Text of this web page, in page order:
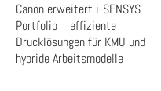
Canon erweitert i-SENSYS
Portfolio ‒ effiziente
Drucklösungen für KMU und
hybride Arbeitsmodelle